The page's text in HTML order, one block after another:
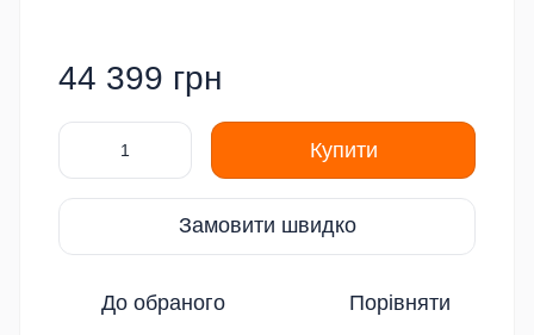
44 399 грн
Купити
Замовити швидко
До обраного Порівняти